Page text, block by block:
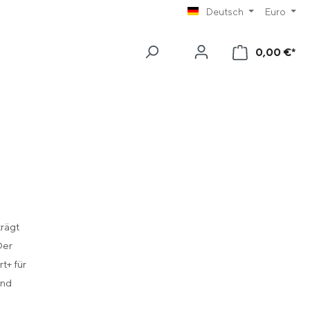
Deutsch Euro
0,00 €*
für